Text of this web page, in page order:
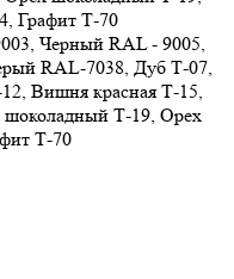
Графит Т-70
Черный RAL - 9005,
RAL-7038, Дуб Т-07,
Вишня красная Т-15,
шоколадный Т-19, Орех
Т-70